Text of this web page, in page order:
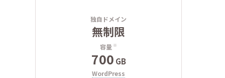
独自ドメイン
無制限
容量 ※
700 GB
WordPress